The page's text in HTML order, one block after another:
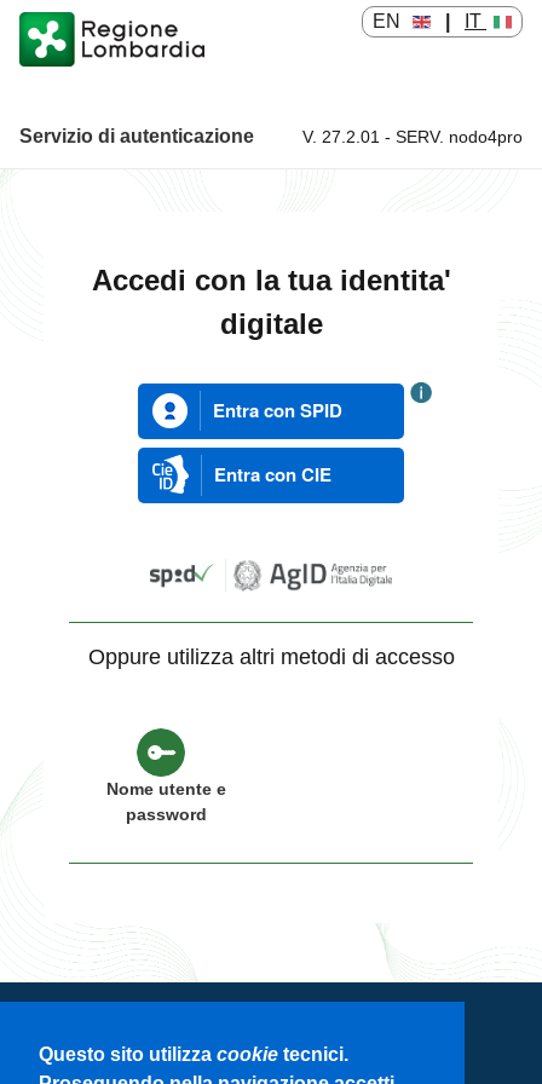
Questo sito utilizza cookie tecnici.
EN IT
Servizio di autenticazione Servizio di autenticazione
V. 27.2.01 - SERV. nodo4pro
Accedi con la tua identita'
digitale
Entra con SPID
Entra con CIE
Oppure utilizza altri metodi di accesso
Nome utente e
password
Servizio di autenticazione di Regione
Lombardia